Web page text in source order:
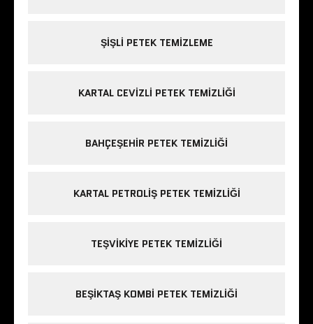
ŞIŞLI PETEK TEMIZLEME
KARTAL CEVIZLI PETEK TEMIZLIĞI
BAHÇEŞEHIR PETEK TEMIZLIĞI
KARTAL PETROLIŞ PETEK TEMIZLIĞI
TEŞVIKIYE PETEK TEMIZLIĞI
BEŞIKTAŞ KOMBI PETEK TEMIZLIĞI